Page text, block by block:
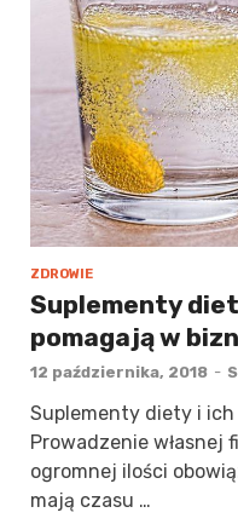
ZDROWIE
Suplementy
pomagają w
12 października, 2018 -
Suplementy diety i ich
Prowadzenie własnej
ogromnej ilości
mają czasu …